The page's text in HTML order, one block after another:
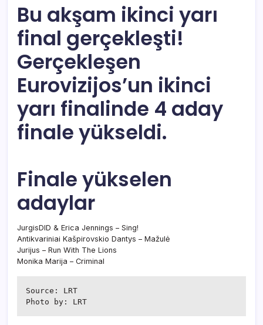
Bu akşam ikinci yarı
final gerçekleşti!
Gerçekleşen
Eurovizijos’un ikinci
yarı finalinde 4 aday
finale yükseldi.
Finale yükselen
adaylar
JurgisDID & Erica Jennings – Sing!
Antikvariniai Kašpirovskio Dantys – Mažulė
Jurijus – Run With The Lions
Monika Marija – Criminal
Source: LRT
Photo by: LRT